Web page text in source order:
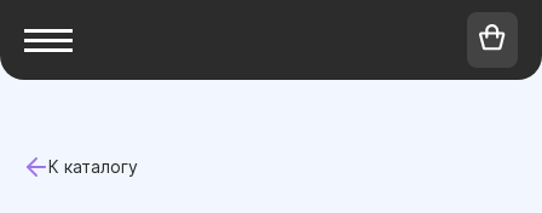
К каталогу